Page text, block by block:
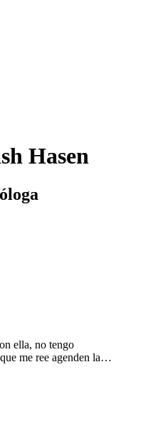
Hasen
ella, no tengo
me ree agenden la
sábado.